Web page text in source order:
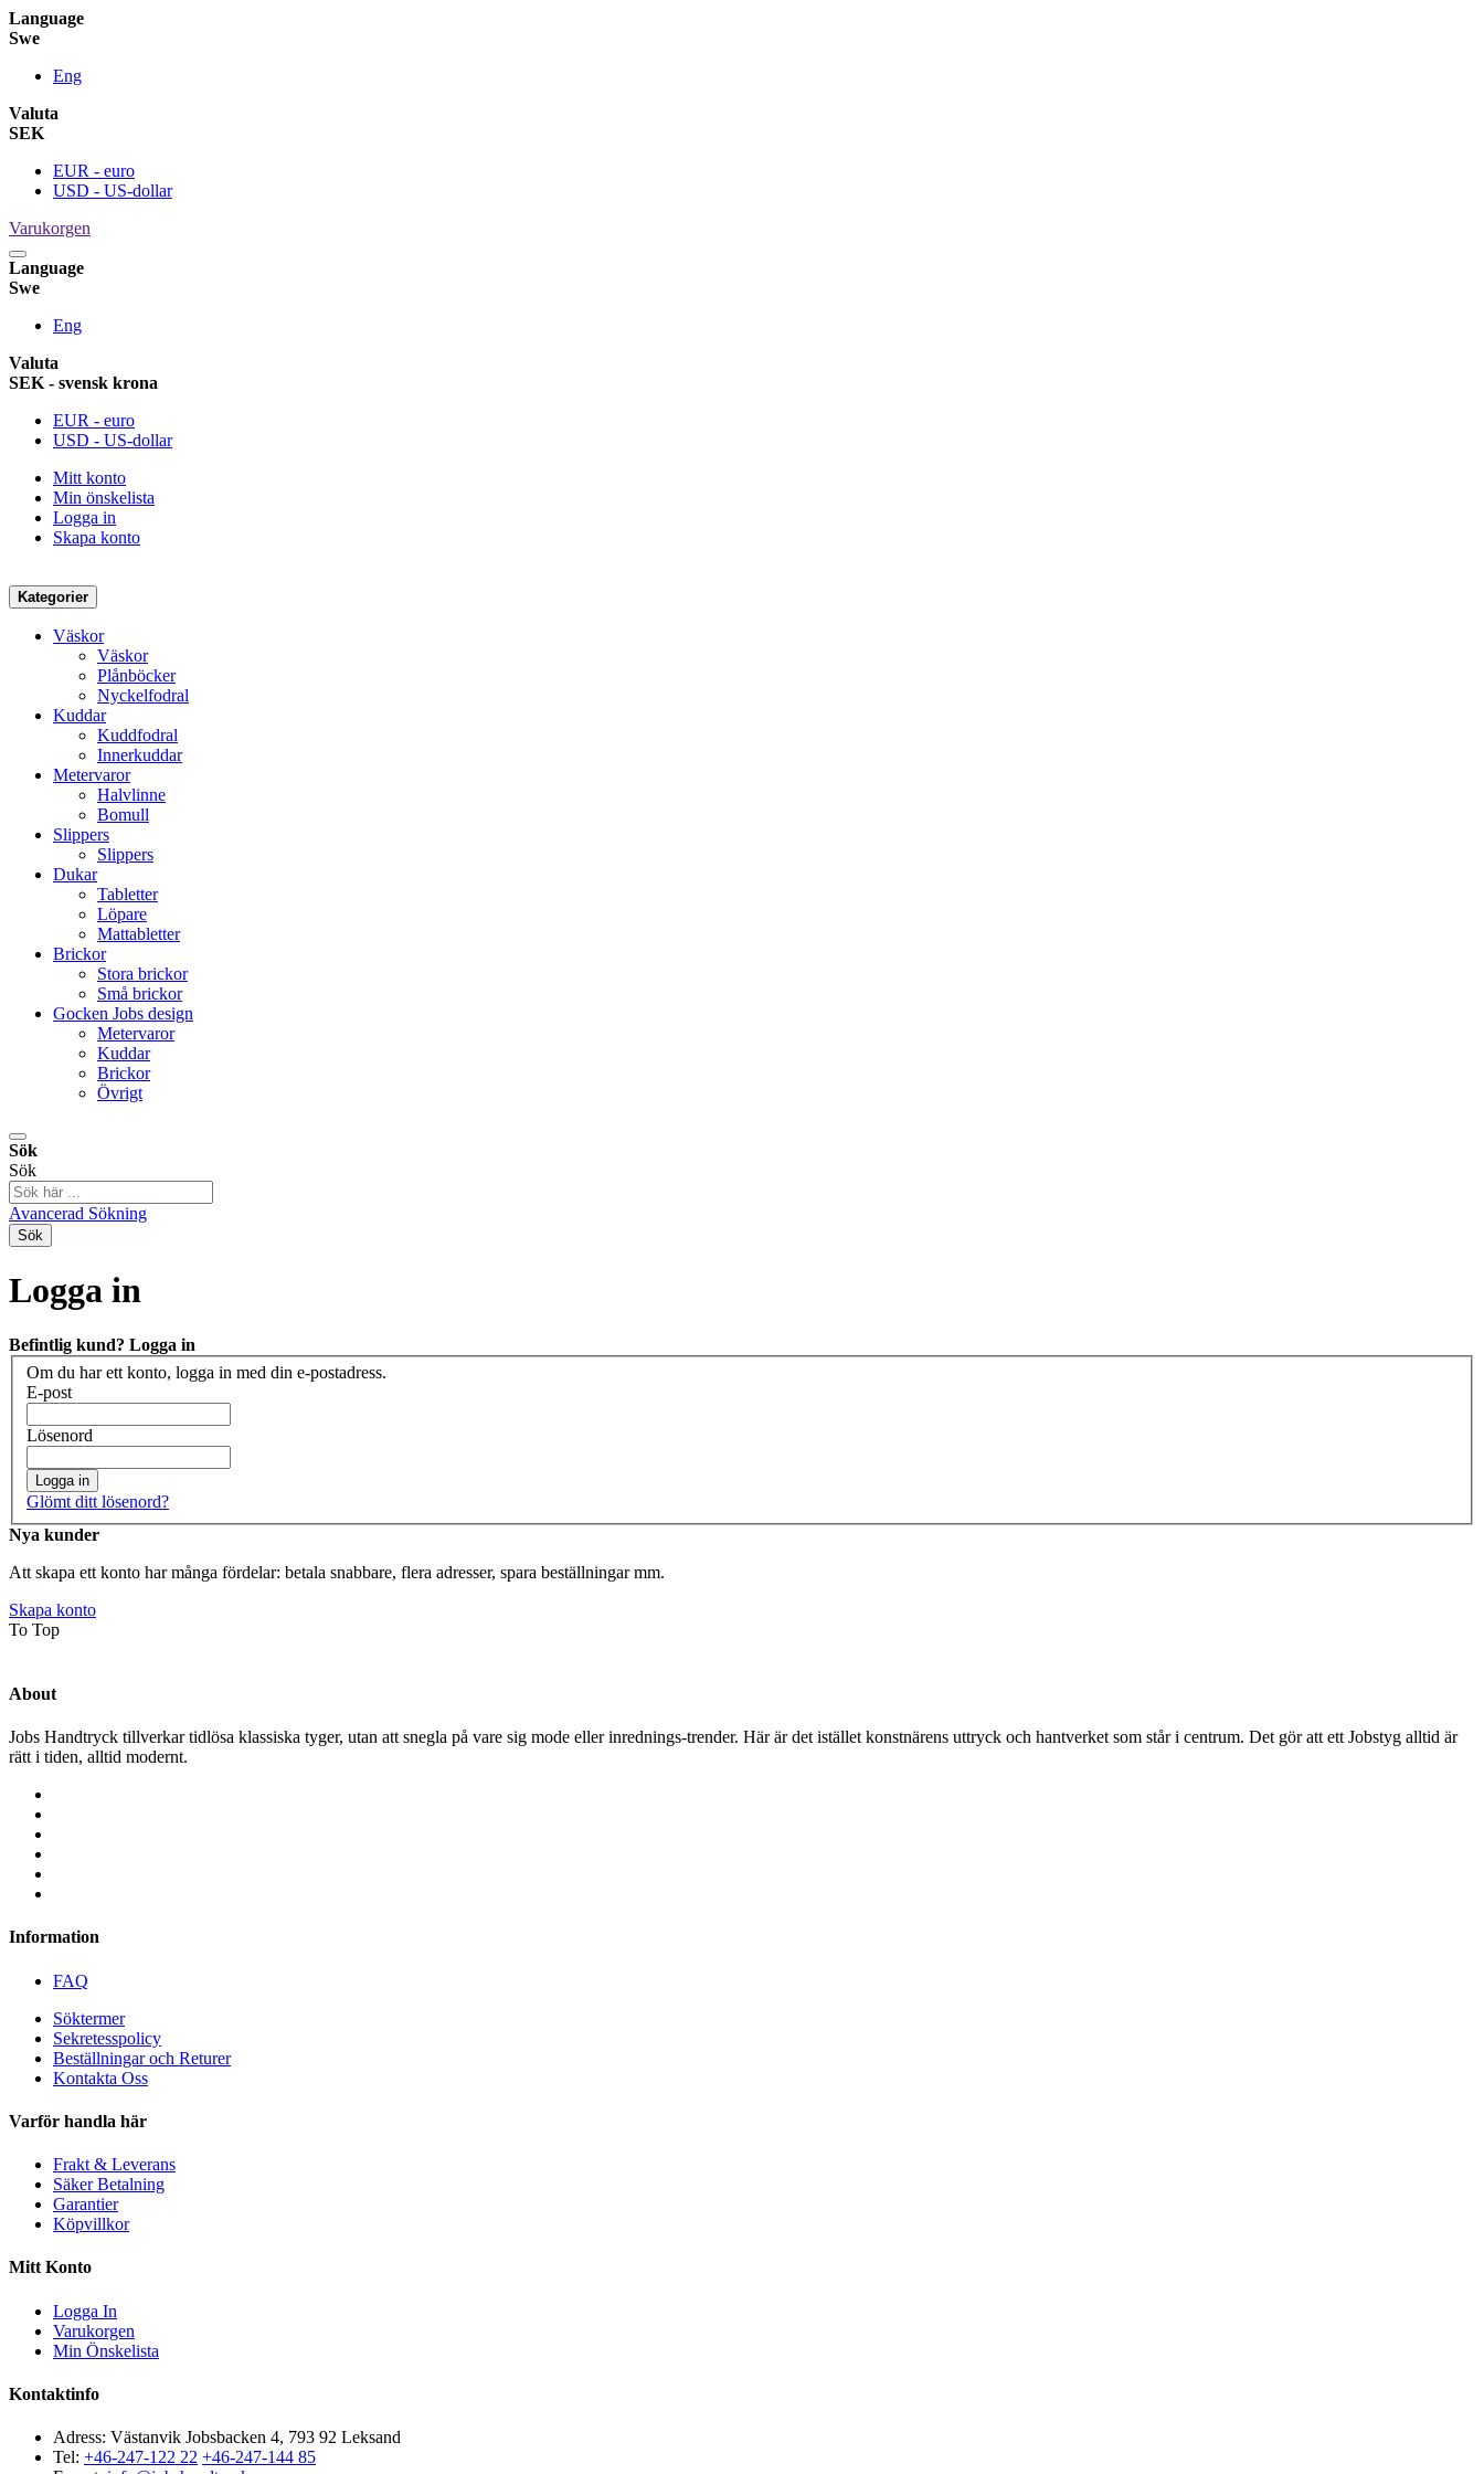
Language
Swe
Eng
Valuta
SEK
EUR - euro
USD - US-dollar
Varukorgen
Language
Swe
Eng
Valuta
SEK - svensk krona
EUR - euro
USD - US-dollar
Mitt konto
Min önskelista
Logga in
Skapa konto
Kategorier
Väskor
Väskor
Plånböcker
Nyckelfodral
Kuddar
Kuddfodral
Innerkuddar
Metervaror
Halvlinne
Bomull
Slippers
Slippers
Dukar
Tabletter
Löpare
Mattabletter
Brickor
Stora brickor
Små brickor
Gocken Jobs design
Metervaror
Kuddar
Brickor
Övrigt
Sök
Sök
Avancerad Sökning
Sök
Logga in
Befintlig kund? Logga in
Om du har ett konto, logga in med din e-postadress.
E-post
Lösenord
Logga in
Glömt ditt lösenord?
Nya kunder
Att skapa ett konto har många fördelar: betala snabbare, flera adresser, spara beställningar mm.
Skapa konto
To Top
About
Jobs Handtryck tillverkar tidlösa klassiska tyger, utan att snegla på vare sig mode eller inrednings-trender. Här är det istället konstnärens uttryck och hantverket som står i centrum. Det gör att ett Jobstyg alltid är
rätt i tiden, alltid modernt.
Information
FAQ
Söktermer
Sekretesspolicy
Beställningar och Returer
Kontakta Oss
Varför handla här
Frakt & Leverans
Säker Betalning
Garantier
Köpvillkor
Mitt Konto
Logga In
Varukorgen
Min Önskelista
Kontaktinfo
Adress: Västanvik Jobsbacken 4, 793 92 Leksand
Tel: +46-247-122 22 +46-247-144 85